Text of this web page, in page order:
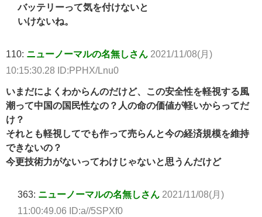
バッテリーって気を付けないと
いけないね。
110: ニューノーマルの名無しさん 2021/11/08(月)
10:15:30.28 ID:PPHX/Lnu0
いまだによくわからんのだけど、この安全性を軽視する風
潮って中国の国民性なの？人の命の価値が軽いからってだ
け？
それとも軽視してでも作って売らんと今の経済規模を維持
できないの？
今更技術力がないってわけじゃないと思うんだけど
363: ニューノーマルの名無しさん 2021/11/08(月)
11:00:49.06 ID:a//5SPXf0